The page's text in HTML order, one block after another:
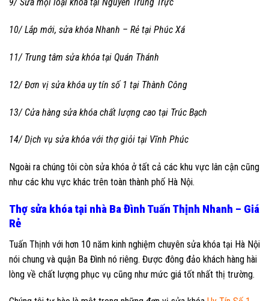
9/ Sửa mọi loại khóa tại Nguyễn Trung Trực
10/ Lắp mới, sửa khóa Nhanh – Rẻ tại Phúc Xá
11/ Trung tâm sửa khóa tại Quán Thánh
12/ Đơn vị sửa khóa uy tín số 1 tại Thành Công
13/ Cửa hàng sửa khóa chất lượng cao tại Trúc Bạch
14/ Dịch vụ sửa khóa với thợ giỏi tại Vĩnh Phúc
Ngoài ra chúng tôi còn sửa khóa ở tất cả các khu vực lân cận cũng
như các khu vực khác trên toàn thành phố Hà Nội.
Thợ sửa khóa tại nhà Ba Đình Tuấn Thịnh Nhanh – Giá
Rẻ
Tuấn Thịnh với hơn 10 năm kinh nghiệm chuyên sửa khóa tại Hà Nội
nói chung và quận Ba Đình nó riêng. Được đông đảo khách hàng hài
lòng về chất lượng phục vụ cũng như mức giá tốt nhất thị trường.